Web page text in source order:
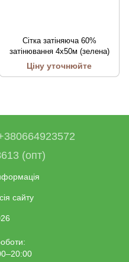
Сітка затіняюча 60%
затінювання 4х50м (зелена)
Ціну уточнюйте
(опт)
сайту